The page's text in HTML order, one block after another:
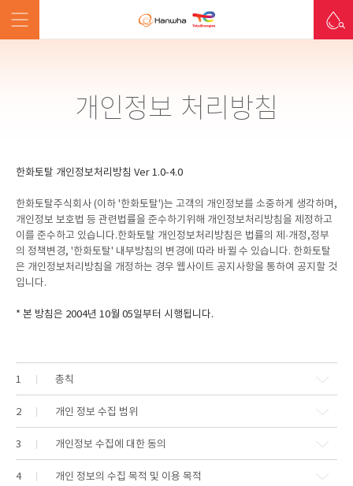
개인정보 처리방침
한화토탈 개인정보처리방침 Ver 1.0-4.0
한화토탈주식회사 (이하 '한화토탈')는 고객의 개인정보를 소중하게 생각하며,
개인정보 보호법 등 관련법률을 준수하기위해 개인정보처리방침을 제정하고
이를 준수하고 있습니다.한화토탈 개인정보처리방침은 법률의 제·개정,정부
의 정책변경, '한화토탈' 내부방침의 변경에 따라 바뀔 수 있습니다. 한화토탈
은 개인정보처리방침을 개정하는 경우 웹사이트 공지사항을 통하여 공지할 것
입니다.
* 본 방침은 2004년 10월 05일부터 시행됩니다.
1 총칙
2 개인 정보 수집 범위
3 개인정보 수집에 대한 동의
4 개인 정보의 수집 목적 및 이용 목적